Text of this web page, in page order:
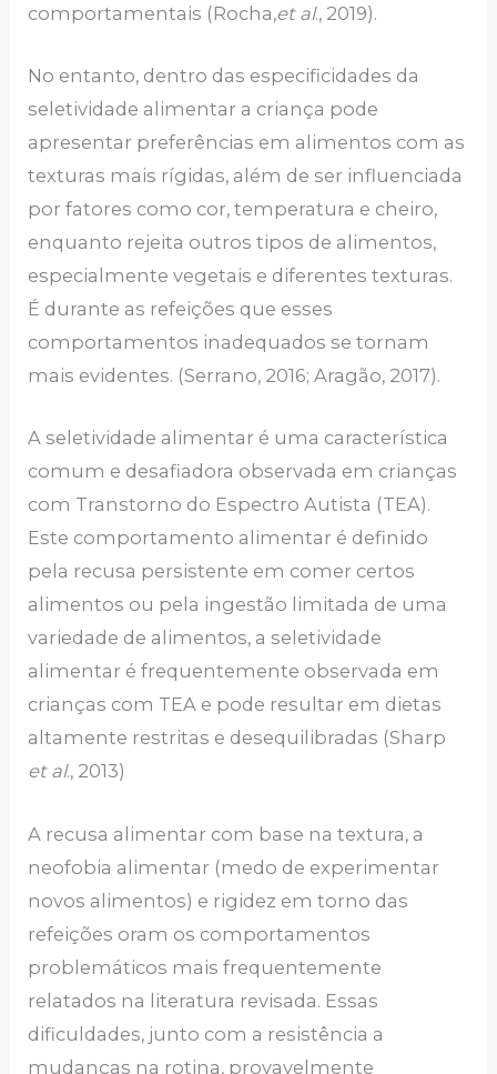
comportamentais (Rocha,et al., 2019).
No entanto, dentro das especificidades da
seletividade alimentar a criança pode
apresentar preferências em alimentos com as
texturas mais rígidas, além de ser influenciada
por fatores como cor, temperatura e cheiro,
enquanto rejeita outros tipos de alimentos,
especialmente vegetais e diferentes texturas.
É durante as refeições que esses
comportamentos inadequados se tornam
mais evidentes. (Serrano, 2016; Aragão, 2017).
A seletividade alimentar é uma característica
comum e desafiadora observada em crianças
com Transtorno do Espectro Autista (TEA).
Este comportamento alimentar é definido
pela recusa persistente em comer certos
alimentos ou pela ingestão limitada de uma
variedade de alimentos, a seletividade
alimentar é frequentemente observada em
crianças com TEA e pode resultar em dietas
altamente restritas e desequilibradas (Sharp
et al., 2013)
A recusa alimentar com base na textura, a
neofobia alimentar (medo de experimentar
novos alimentos) e rigidez em torno das
refeições oram os comportamentos
problemáticos mais frequentemente
relatados na literatura revisada. Essas
dificuldades, junto com a resistência a
mudanças na rotina, provavelmente